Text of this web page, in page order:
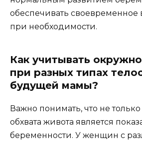
обеспечивать своевременное
при необходимости.
Как учитывать
при разных типах
будущей мамы?
Важно понимать, что не
обхвата живота является
беременности. У женщин с